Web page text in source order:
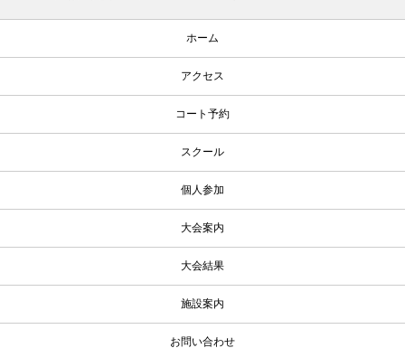
ホーム
アクセス
コート予約
スクール
個人参加
大会案内
大会結果
施設案内
お問い合わせ